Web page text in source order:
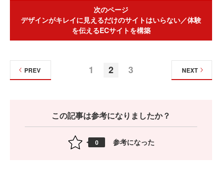
次のページ
デザインがキレイに見えるだけのサイトはいらない／体験
を伝えるECサイトを構築
1 2 3
PREV NEXT
この記事は参考になりましたか？
0 参考になった